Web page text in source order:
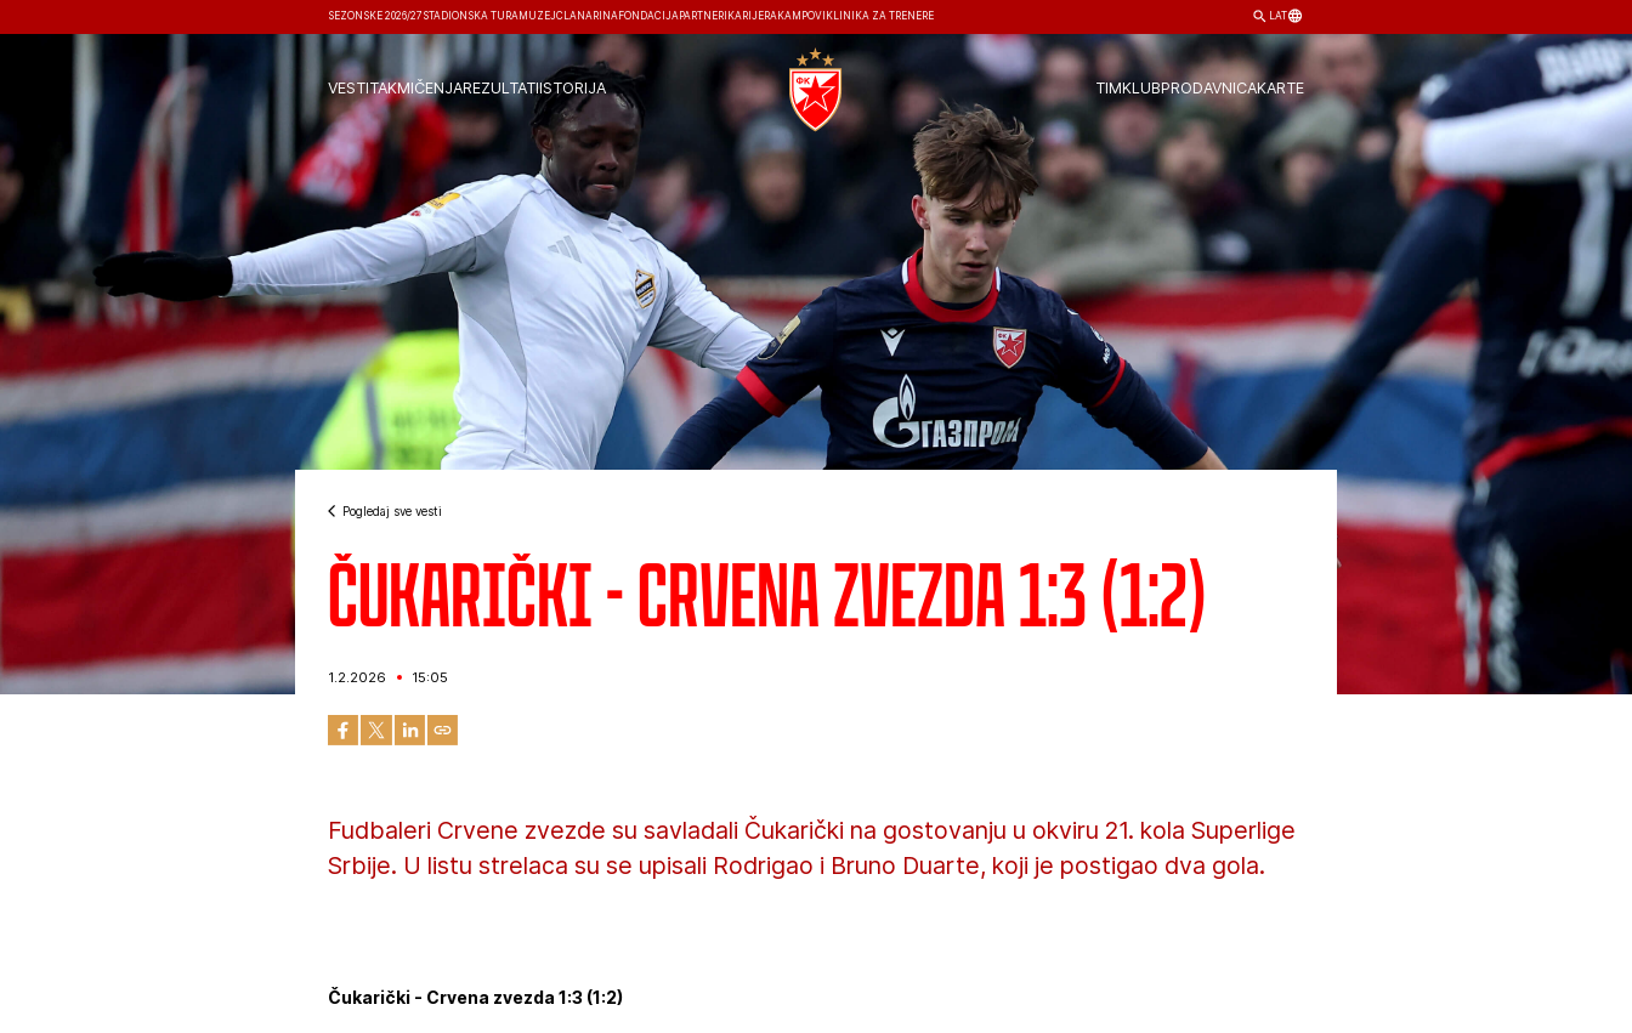
SEZONSKE 2026/27 STADIONSKA TURA MUZEJČLANARINA FONDACIJA PARTNERI KARIJERA KAMPOVI KLINIKA ZA TRENERE LAT
VESTITAKMIČENJAREZULTATIISTORIJA TIMKLUBPRODAVNICAKARTE
Pogledaj sve vesti
Čukarički - Crvena zvezda 1:3 (1:2)
1.2.2026 15:05
Fudbaleri Crvene zvezde su savladali Čukarički na gostovanju u okviru 21. kola Superlige
Srbije. U listu strelaca su se upisali Rodrigao i Bruno Duarte, koji je postigao dva gola.
Čukarički - Crvena zvezda 1:3 (1:2)